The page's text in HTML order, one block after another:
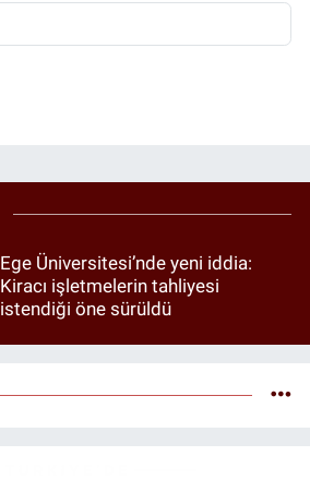
Ege Üniversitesi’nde yeni iddia:
Kiracı işletmelerin tahliyesi
istendiği öne sürüldü